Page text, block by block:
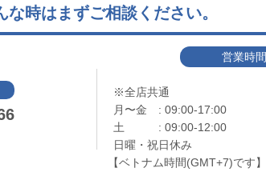
な時はまずご相談ください。
営業時間
※全店共通
月〜金
: 09:00-17:00
土
: 09:00-12:00
日曜・祝日休み
【ベトナム時間(GMT+7)です】